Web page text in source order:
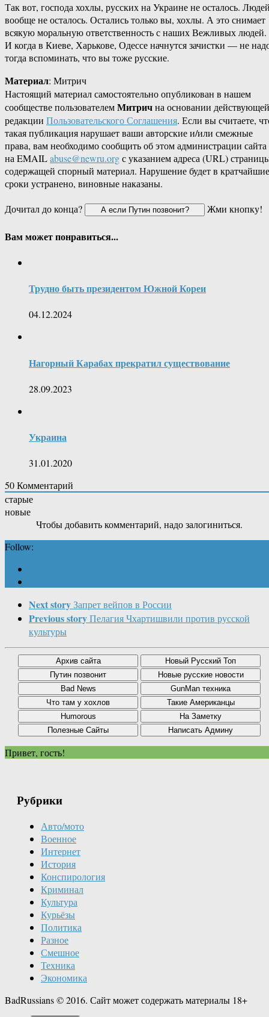
Так вот, господа хохлы, русских на Украине не осталось.
вообще не осталось. Остались только вы, хохлы. А это снимает
всякую моральную ответственность с наших Вежливых людей.
И когда в Киеве, Харькове, Одессе начнутся зачистки — не
тогда вспоминать, что вы тоже русские.
Материал: Митрич
Настоящий материал самостоятельно опубликован в нашем
сообществе пользователемМитрична основании действующей
редакции Пользовательского Соглашения. Если вы считаете,
такая публикация нарушает ваши авторские и/или смежные
права, вам необходимо сообщить об этом администрации сайта
на EMAILabuse@newru.orgс указанием адреса (URL)
содержащей спорный материал. Нарушение будет в кратчайшие
сроки устранено, виновные наказаны.
Дочитал до конца?
Жми кнопку!
Вам может понравиться...
Трудно быть президентом Южной Кореи
04.12.2024
Нагорный Карабах прекратил существование
28.09.2023
Украина
31.01.2020
50Комментарий
старые
новые
Чтобы добавить комментарий, надо залогиниться.
Follow:
Next storyЗапрет вейпов в России
Previous storyПелагия Чхартишвили против русской
культуры
Привет, гость!
Рубрики
Авто/мото
Военное
Интернет
История
Конспирология
Криминал
Культура
Курьёзы
Политика
Разное
Смешное
Техника
Экономика
BadRussians © 2016. Сайт может содержать материалы 18+